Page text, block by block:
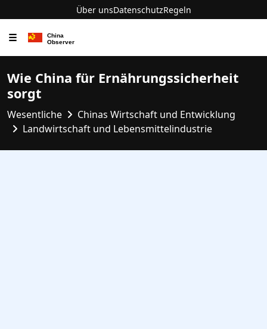
Über unsDatenschutzRegeln
☰
Wie China für Ernährungssicherheit
sorgt
Wesentliche
Chinas Wirtschaft und Entwicklung
Landwirtschaft und Lebensmittelindustrie